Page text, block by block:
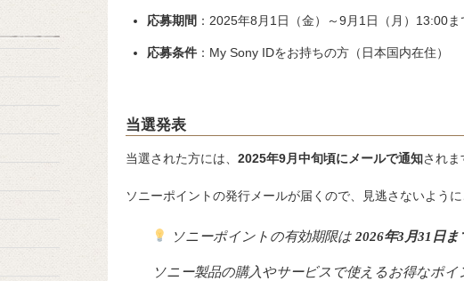
応募期間 ：2025年8月1日（金）～9月1日（月）13:00ま
応募条件：My Sony IDをお持ちの方（日本国内在住）
当選発表
当選された方には、 2025年9月中旬頃にメールで通知されま
ソニーポイントの発行メールが届くので、見逃さないよう
ソニーポイントの有効期限は2026年3月31日ま
ソニー製品の購入やサービスで使えるお得なポイ